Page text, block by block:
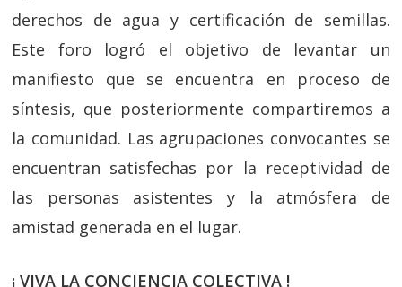
derechos de agua y certificación de semillas.
Este foro logró el objetivo de levantar un
manifiesto que se encuentra en proceso de
síntesis, que posteriormente compartiremos a
la comunidad. Las agrupaciones convocantes se
encuentran satisfechas por la receptividad de
las personas asistentes y la atmósfera de
amistad generada en el lugar.
¡ VIVA LA CONCIENCIA COLECTIVA !